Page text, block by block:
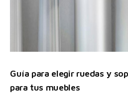
Guía para elegir ruedas y
para tus muebles